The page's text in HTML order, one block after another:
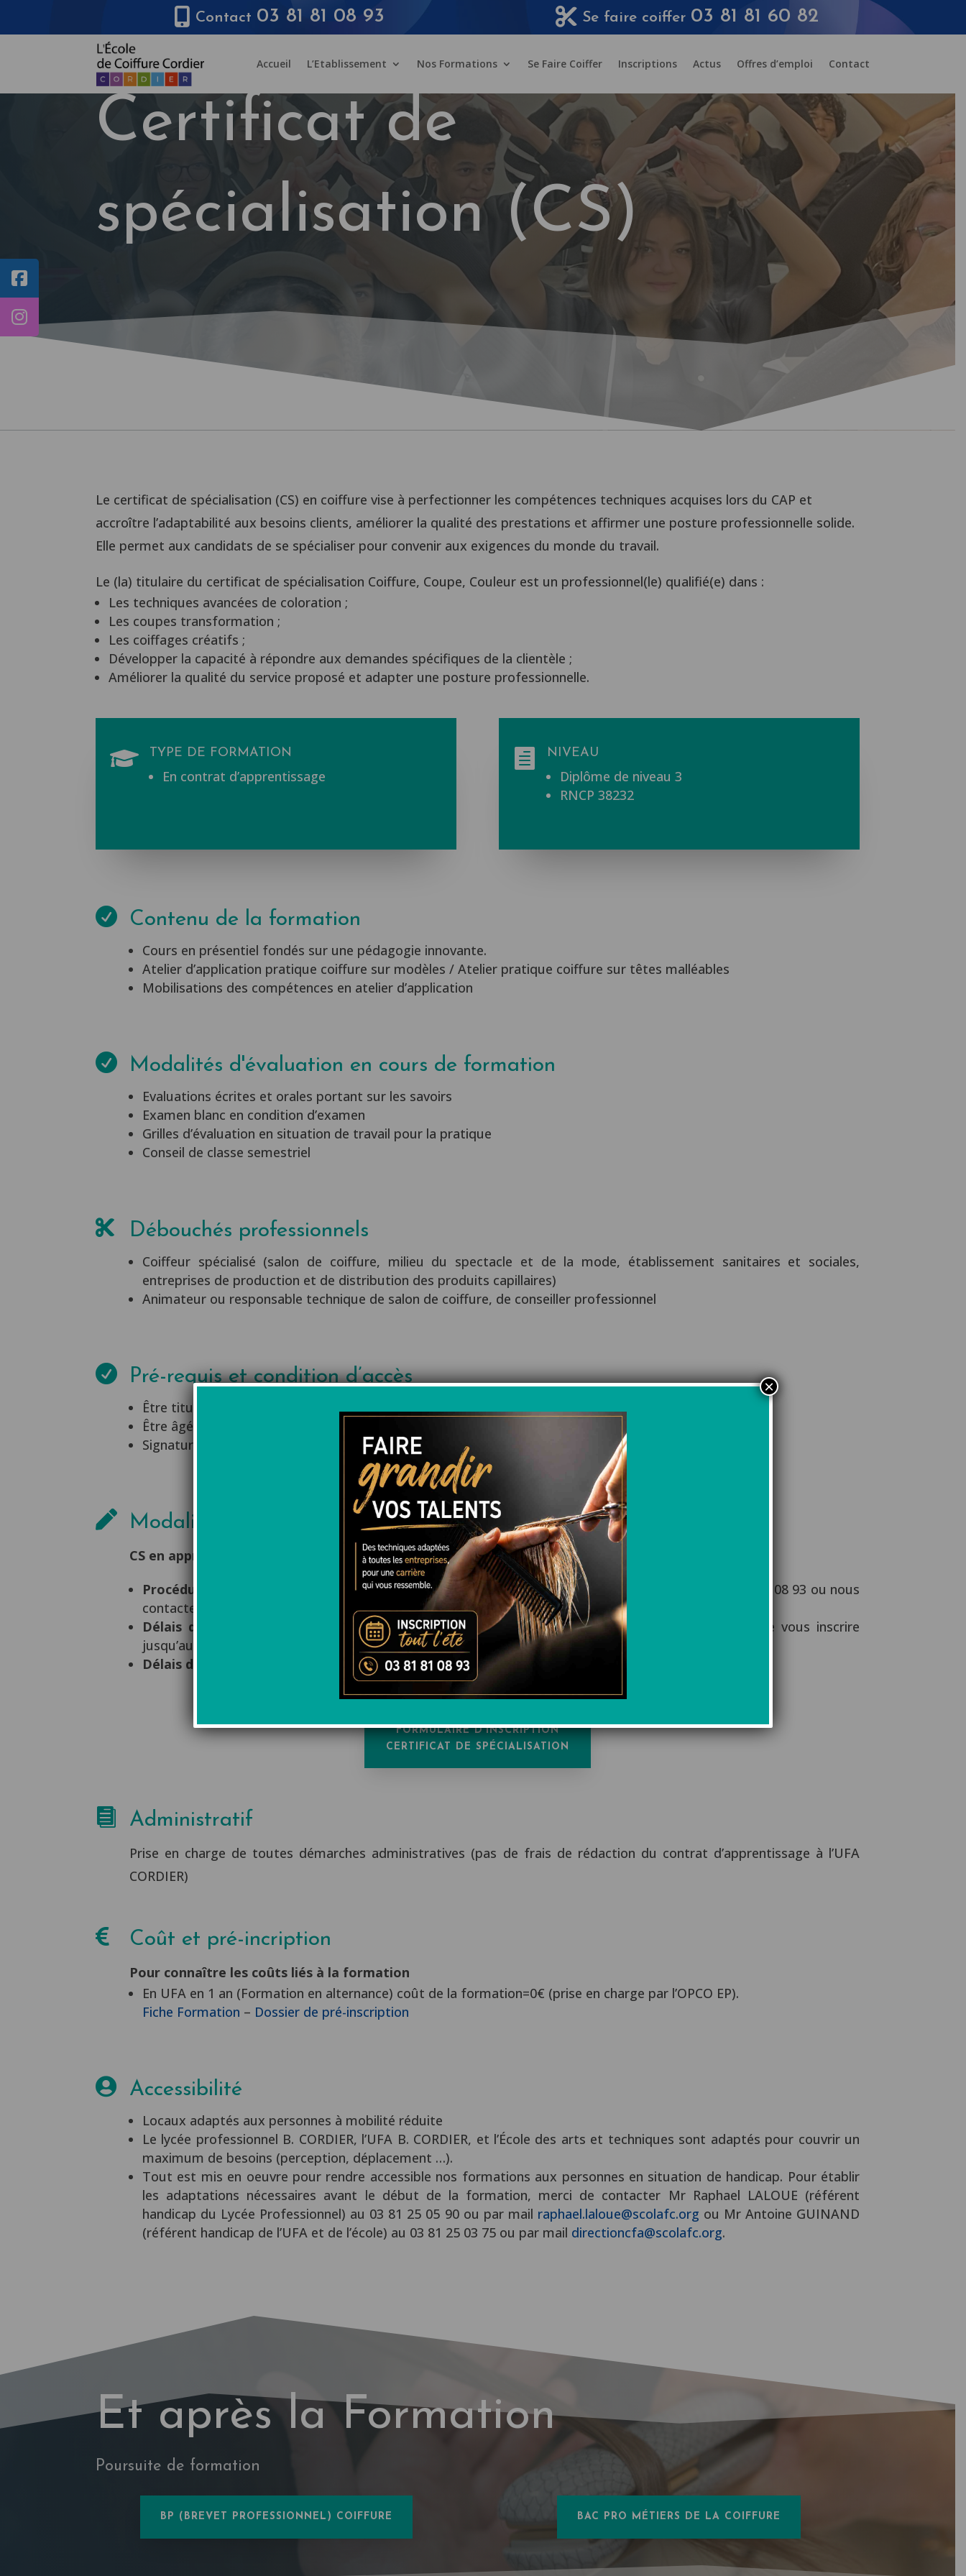
Contact 03 81 81 08 93 Se faire coiffer 03 81 81 60 82
Accueil L’Etablissement Nos Formations Se Faire Coiffer Inscriptions Actus Offres d’emploi Contact
Certificat de
spécialisation (CS)
CORDIER
Le certificat de spécialisation (CS) en coiffure vise à perfectionner les compétences techniques acquises lors du CAP et
accroître l’adaptabilité aux besoins clients, améliorer la qualité des prestations et affirmer une posture professionnelle solide.
Elle permet aux candidats de se spécialiser pour convenir aux exigences du monde du travail.
Le (la) titulaire du certificat de spécialisation Coiffure, Coupe, Couleur est un professionnel(le) qualifié(e) dans :
Les techniques avancées de coloration ;
Les coupes transformation ;
Les coiffages créatifs ;
Développer la capacité à répondre aux demandes spécifiques de la clientèle ;
Améliorer la qualité du service proposé et adapter une posture professionnelle.
 TYPE DE FORMATION
En contrat d’apprentissage
 NIVEAU
Diplôme de niveau 3
RNCP 38232
 Contenu de la formation
Cours en présentiel fondés sur une pédagogie innovante.
Atelier d’application pratique coiffure sur modèles / Atelier pratique coiffure sur têtes malléables
Mobilisations des compétences en atelier d’application
 Modalités d'évaluation en cours de formation
Evaluations écrites et orales portant sur les savoirs
Examen blanc en condition d’examen
Grilles d’évaluation en situation de travail pour la pratique
Conseil de classe semestriel
 Débouchés professionnels
Coiffeur spécialisé (salon de coiffure, milieu du spectacle et de la mode, établissement sanitaires et sociales,
entreprises de production et de distribution des produits capillaires)
Animateur ou responsable technique de salon de coiffure, de conseiller professionnel
 Pré-requis et condition d’accès
Être titulaire du CAP Métiers de la coiffure
Être âgé de 16ans à moins de 30 ans (hors situation de dérogation)
Signature d’un contrat d’apprentissage (non nécessaire pour candidater)
 Modalités d'inscription
CS en apprentissage –
Nous contacter au : 03 81 81 08 93
Procédures d’admission :
espace sur notre site à la rubriqueinscriptionsou par téléphone au 03 81 81 08 93 ou nous
contacter par mail à
administration@ecolecordier.fren vue d’un entretien avec la Direction.
Délais d’inscriptions :
toute l’année pour la rentrée de septembre, avec toutefois la possibilité de vous inscrire
jusqu’au 31 octobre.
Délais d’accès :
La formation commence début septembre.
FORMULAIRE D'INSCRIPTION
CERTIFICAT DE SPÉCIALISATION
 Administratif
Prise en charge de toutes démarches administratives (pas de frais de rédaction du contrat d’apprentissage à l’UFA
CORDIER)
 Coût et pré-incription
Pour connaître les coûts liés à la formation
En UFA en 1 an (Formation en alternance) coût de la formation=0€ (prise en charge par l’OPCO EP).
Fiche Formation – Dossier de pré-inscription
 Accessibilité
Locaux adaptés aux personnes à mobilité réduite
Le lycée professionnel B. CORDIER, l’UFA B. CORDIER, et l’École des arts et techniques sont adaptés pour couvrir un
maximum de besoins (perception, déplacement …).
Tout est mis en oeuvre pour rendre accessible nos formations aux personnes en situation de handicap. Pour établir
les adaptations nécessaires avant le début de la formation, merci de contacter Mr Raphael LALOUE (référent
handicap du Lycée Professionnel) au 03 81 25 05 90 ou par mail raphael.laloue@scolafc.org ou Mr Antoine GUINAND
(référent handicap de l’UFA et de l’école) au 03 81 25 03 75 ou par mail directioncfa@scolafc.org.
Et après la Formation
Poursuite de formation
BP (BREVET PROFESSIONNEL) COIFFURE BAC PRO MÉTIERS DE LA COIFFURE
×